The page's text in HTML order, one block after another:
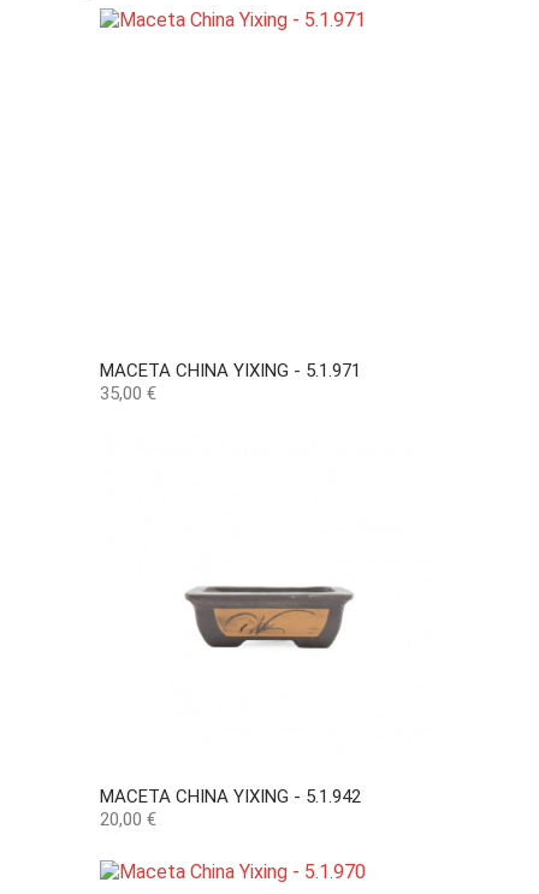
MACETA CHINA YIXING - 5.1.971
Precio
35,00 €
MACETA CHINA YIXING - 5.1.942
Precio
20,00 €